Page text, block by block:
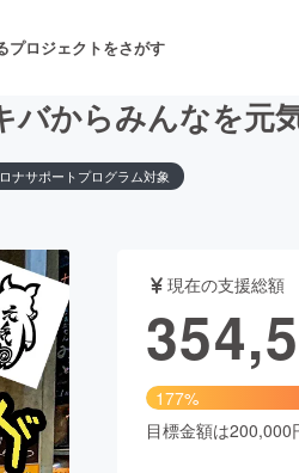
プロジェクトをさがす
舞台・パフォーマンス
フード・飲食店
アニメ・漫画
からみんなを元
ナサポートプログラム対象
現在の支援総額
177%
目標金額は200,000